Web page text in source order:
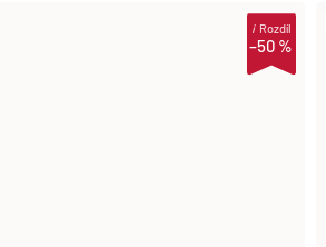
–50 %
iRozdíl